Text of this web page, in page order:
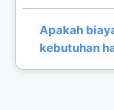
Saat ini fokus
wilayah
pendampingan
Apakah
kebutuhan